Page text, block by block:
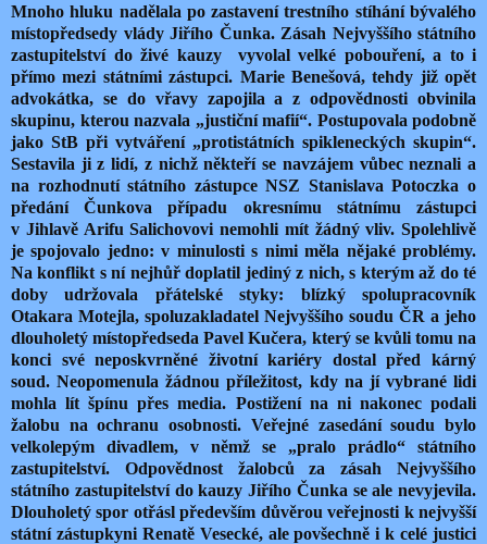
Mnoho hluku nadělala po zastavení trestního stíhání bývalého
místopředsedy vlády Jiřího Čunka. Zásah Nejvyššího státního
zastupitelství do živé kauzy
vyvolal velké pobouření, a to i
přímo mezi státními zástupci. Marie Benešová, tehdy již opět
advokátka, se do vřavy zapojila a z odpovědnosti obvinila
skupinu, kterou nazvala „justiční mafií“. Postupovala podobně
jako StB při vytváření „protistátních spikleneckých skupin“.
Sestavila ji z lidí, z nichž někteří se navzájem vůbec neznali a
na rozhodnutí státního zástupce NSZ Stanislava Potoczka o
předání Čunkova případu okresnímu státnímu zástupci
v Jihlavě Arifu Salichovovi nemohli mít žádný vliv. Spolehlivě
je spojovalo jedno: v minulosti s nimi měla nějaké problémy.
Na konflikt s ní nejhůř doplatil jediný z nich, s kterým až do té
doby udržovala přátelské styky: blízký spolupracovník
Otakara Motejla, spoluzakladatel Nejvyššího soudu ČR a jeho
dlouholetý místopředseda Pavel Kučera, který se kvůli tomu na
konci své neposkvrněné životní kariéry dostal před kárný
soud. Neopomenula žádnou příležitost, kdy na jí vybrané lidi
mohla lít špínu přes media. Postižení na ni nakonec podali
žalobu na ochranu osobnosti. Veřejné zasedání soudu bylo
velkolepým divadlem, v němž se „pralo prádlo“ státního
zastupitelství. Odpovědnost žalobců za zásah Nejvyššího
státního zastupitelství do kauzy Jiřího Čunka se ale nevyjevila.
Dlouholetý spor otřásl především důvěrou veřejnosti k nejvyšší
státní zástupkyni Renatě Vesecké, ale povšechně i k celé justici